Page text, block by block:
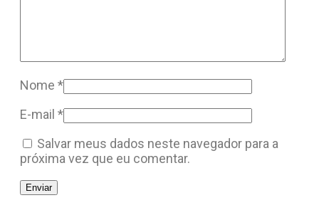
Nome *
E-mail *
Salvar meus dados neste navegador para a
próxima vez que eu comentar.